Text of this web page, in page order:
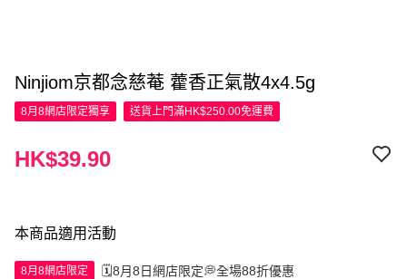
Ninjiom京都念慈菴 藿香正氣散4x4.5g
8月8網店限定獨享 送貨上門滿HK$250.00免運費
HK$39.90
本商品適用活動
8月8網店限定 🗓️8月8日網店限定💭全場88折優惠